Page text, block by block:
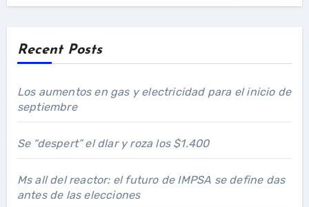
Recent Posts
Los aumentos en gas y electricidad para el inicio de
septiembre
Se “despert” el dlar y roza los $1.400
Ms all del reactor: el futuro de IMPSA se define das
antes de las elecciones